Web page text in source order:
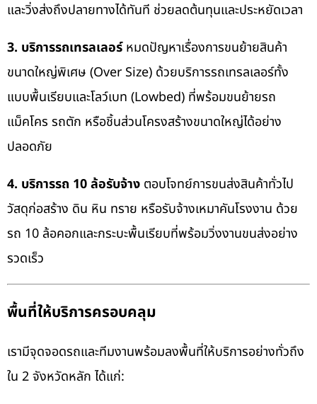
และวิ่งส่งถึงปลายทางได้ทันที ช่วยลดต้นทุนและประหยัดเวลา
3. บริการรถเทรลเลอร์หมดปัญหาเรื่องการขนย้ายสินค้า
ขนาดใหญ่พิเศษ (Over Size) ด้วยบริการรถเทรลเลอร์ทั้ง
แบบพื้นเรียบและโลว์เบท (Lowbed) ที่พร้อมขนย้ายรถ
แม็คโคร รถตัก หรือชิ้นส่วนโครงสร้างขนาดใหญ่ได้อย่าง
ปลอดภัย
4. บริการรถ 10 ล้อรับจ้าง ตอบโจทย์การขนส่งสินค้าทั่วไป
วัสดุก่อสร้าง ดิน หิน ทราย หรือรับจ้างเหมาคันโรงงาน ด้วย
รถ 10 ล้อคอกและกระบะพื้นเรียบที่พร้อมวิ่งงานขนส่งอย่าง
รวดเร็ว
พื้นที่ให้บริการครอบคลุม
เรามีจุดจอดรถและทีมงานพร้อมลงพื้นที่ให้บริการอย่างทั่วถึง
ใน 2 จังหวัดหลัก ได้แก่: